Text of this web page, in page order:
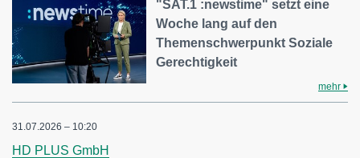
"SAT.1 :newstime" setzt eine
Woche lang auf den
Themenschwerpunkt Soziale
Gerechtigkeit
mehr
31.07.2026 – 10:20
HD PLUS GmbH